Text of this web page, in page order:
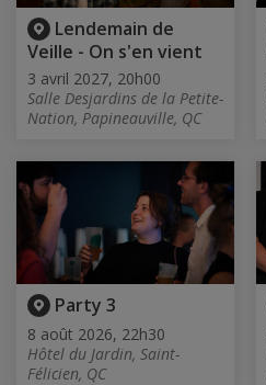
Lendemain de
Veille - On s'en vient
3 avril 2027, 20h00
Salle Desjardins de la Petite-
Nation, Papineauville, QC
Party 3
8 août 2026, 22h30
Hôtel du Jardin, Saint-
Félicien, QC